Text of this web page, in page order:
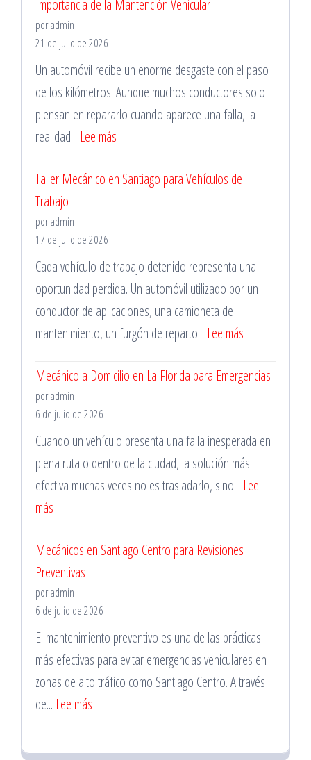
Servicios
Cerca
de
Tí
Región
Importancia de la Mantención Vehicular
por admin
21 de julio de 2026
Un automóvil recibe un enorme desgaste con el paso
de los kilómetros. Aunque muchos conductores solo
piensan en repararlo cuando aparece una falla, la
realidad... Lee más
de
Taller Mecánico en Santiago para Vehículos de
Trabajo
por admin
17 de julio de 2026
Cada vehículo de trabajo detenido representa una
oportunidad perdida. Un automóvil utilizado por un
conductor de aplicaciones, una camioneta de
mantenimiento, un furgón de reparto... Lee más
Mecánico
para
Vehículos
de
Mecánico a Domicilio en La Florida para Emergencias
por admin
6 de julio de 2026
Cuando un vehículo presenta una falla inesperada en
plena ruta o dentro de la ciudad, la solución más
efectiva muchas veces no es trasladarlo, sino... Lee
más
a
Domicilio
en
La
Florida
para
Emergencias
Mecánicos en Santiago Centro para Revisiones
Preventivas
por admin
6 de julio de 2026
El mantenimiento preventivo es una de las prácticas
más efectivas para evitar emergencias vehiculares en
zonas de alto tráfico como Santiago Centro. A través
de... Lee más